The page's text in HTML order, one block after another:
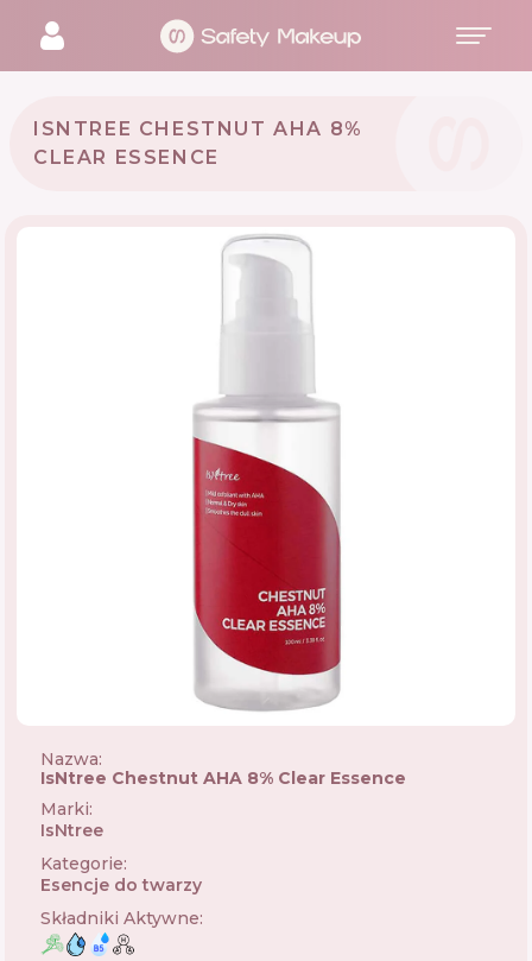
ISNTREE CHESTNUT AHA 8%
CLEAR ESSENCE
Nazwa:
IsNtree Chestnut AHA 8% Clear Essence
Marki:
IsNtree
Kategorie:
Esencje do twarzy
Składniki Aktywne: